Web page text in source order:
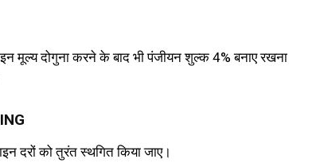
मूल्य दोगुना करने के बाद भी पंजीयन शुल्क 4% बनाए रखना
दरों को तुरंत स्थगित किया जाए।